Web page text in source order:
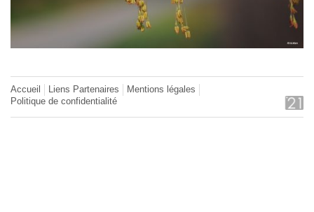
Accueil Liens Partenaires
Mentions légales
Politique de confidentialité